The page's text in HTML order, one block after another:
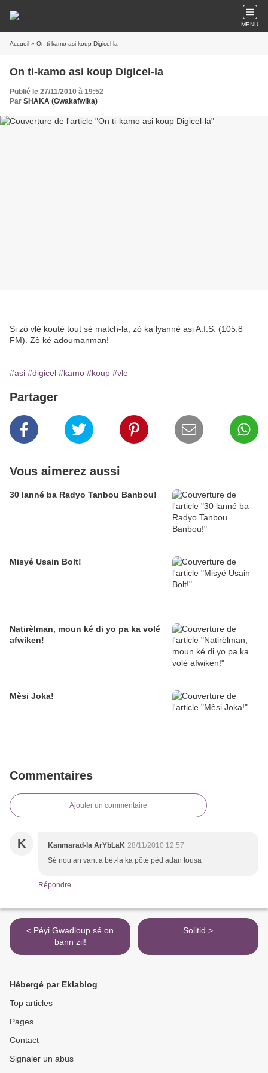
MENU
Accueil » On ti-kamo asi koup Digicel-la
On ti-kamo asi koup Digicel-la
Publié le 27/11/2010 à 19:52
Par SHAKA (Gwakafwika)
Si zò vlé kouté tout sé match-la, zò ka lyanné asi A.I.S. (105.8
FM). Zò ké adoumanman!
#asi #digicel #kamo #koup #vle
Partager
Vous aimerez aussi
30 lanné ba Radyo Tanbou Banbou!
Misyé Usain Bolt!
Natirèlman, moun ké di yo pa ka volé
afwiken!
Mèsi Joka!
Commentaires
Ajouter un commentaire
K Kanmarad-la ArYbLaK 28/11/2010 12:57
Sé nou an vant a bèt-la ka pôté pèd adan tousa
Répondre
< Péyi Gwadloup sé on
bann zil!
Solitid >
Hébergé par Eklablog
Top articles
Pages
Contact
Signaler un abus